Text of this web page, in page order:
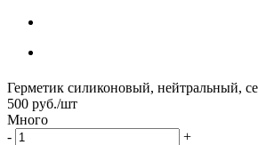
Герметик силиконовый, нейтральный,
500 руб./шт
Много
-
+